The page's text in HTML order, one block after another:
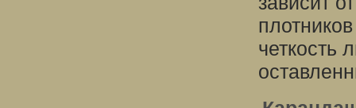
четкость